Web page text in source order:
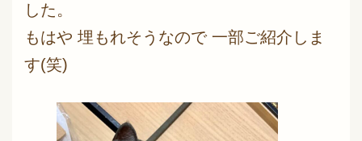
した。
もはや 埋もれそうなので 一部ご紹介しま
す(笑)